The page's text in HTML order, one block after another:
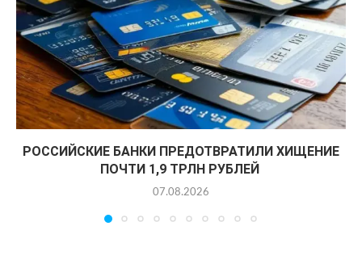
РОССИЙСКИЕ БАНКИ ПРЕДОТВРАТИЛИ ХИЩЕНИЕ
ПОЧТИ 1,9 ТРЛН РУБЛЕЙ
07.08.2026